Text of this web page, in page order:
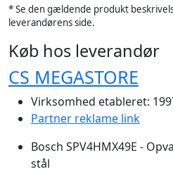
* Se den gældende produkt
leverandørens side.
Køb hos leverandør
CS MEGASTORE
Virksomhed etableret:
Partner reklame link
Bosch SPV4HMX49E -
stål